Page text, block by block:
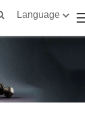
Language